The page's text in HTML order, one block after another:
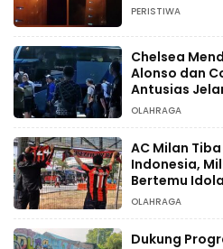
PERISTIWA
Chelsea
Alonso dan
Antusias
OLAHRAGA
AC Milan
Indonesia,
Bertemu Idola
OLAHRAGA
Dukung